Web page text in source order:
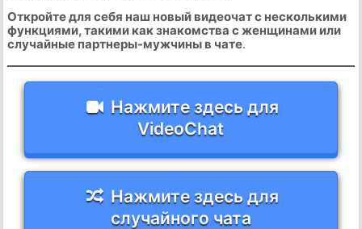
Откройте для себя наш новый видеочат с несколькими
функциями, такими как знакомства с женщинами или
случайные партнеры-мужчины в чате.
Нажмите здесь для
VideoChat
Нажмите здесь для
случайного чата